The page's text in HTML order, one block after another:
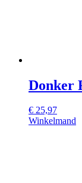
Donker
€ 25,97
Winkelmand